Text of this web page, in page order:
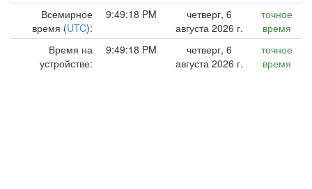
Всемирное
время (UTC):
9:49:19 PM
четверг, 6
августа 2026 г.
точное
время
Время на
устройстве:
9:49:19 PM
четверг, 6
августа 2026 г.
точное
время